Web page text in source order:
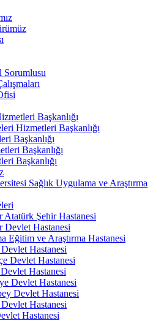
Başkanlığı
Hizmetleri Başkanlığı
Başkanlığı
Başkanlığı
Başkanlığı
Sağlık Uygulama ve Araştırma
Atatürk Şehir Hastanesi
Devlet Hastanesi
Eğitim ve Araştırma Hastanesi
Hastanesi
Devlet Hastanesi
Hastanesi
Devlet Hastanesi
Devlet Hastanesi
Hastanesi
Hastanesi